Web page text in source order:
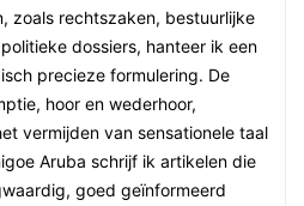
zoals rechtszaken, bestuurlijke
dossiers, hanteer ik een
precieze formulering. De
hoor en wederhoor,
vermijden van sensationele taal
Aruba schrijf ik artikelen die
goed geïnformeerd